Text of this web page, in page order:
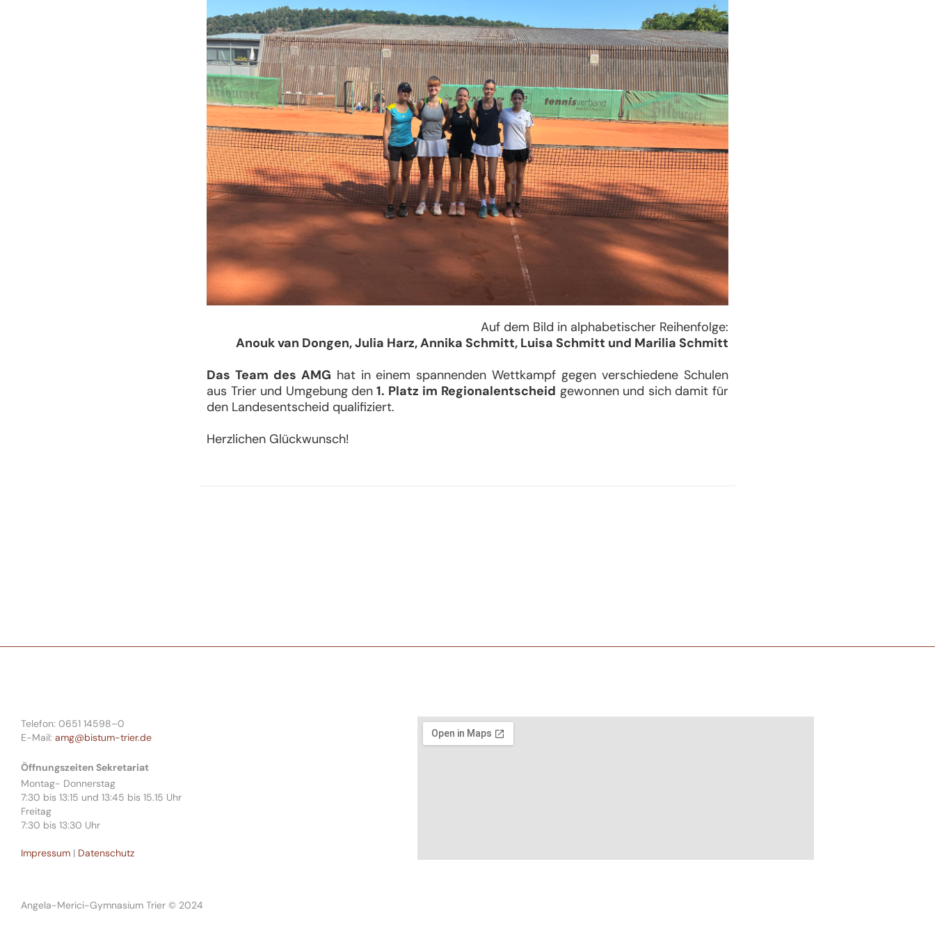
Auf dem Bild in alphabetischer Reihenfolge:
Anouk van Dongen, Julia Harz, Annika Schmitt, Luisa Schmitt und Marilia Schmitt
Das Team des AMG hat in einem spannenden Wettkampf gegen verschiedene Schulen
aus Trier und Umgebung den 1. Platz im Regionalentscheid gewonnen und sich damit für
den Landesentscheid qualifiziert.
Herzlichen Glückwunsch!
Telefon: 0651 14598–0
E-Mail: amg@bistum-trier.de
Öffnungszeiten Sekretariat
Montag- Donnerstag
7:30 bis 13:15 und 13:45 bis 15.15 Uhr
Freitag
7:30 bis 13:30 Uhr
Impressum | Datenschutz
Angela-Merici-Gymnasium Trier © 2024